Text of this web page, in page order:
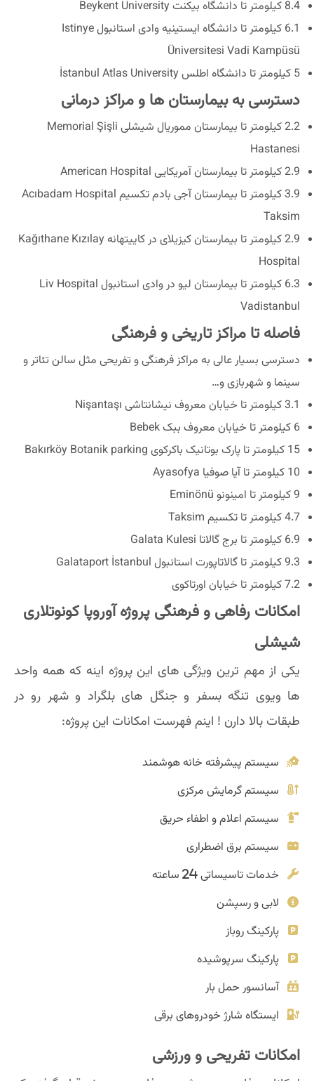
8.4 کیلومتر تا دانشگاه بیکنت Beykent University
6.1 کیلومتر تا دانشگاه ایستینیه وادی استانبول Istinye
Üniversitesi Vadi Kampüsü
5 کیلومتر تا دانشگاه اطلس İstanbul Atlas University
دسترسی به بیمارستان ها و مراکز درمانی
2.2 کیلومتر تا بیمارستان مموریال شیشلی Memorial Şişli
Hastanesi
2.9 کیلومتر تا بیمارستان آمریکایی American Hospital
3.9 کیلومتر تا بیمارستان آجی بادم تکسیم Acıbadam Hospital
Taksim
2.9 کیلومتر تا بیمارستان کیزیلای در کاییتهانه Kağıthane Kızılay
Hospital
6.3 کیلومتر تا بیمارستان لیو در وادی استانبول Liv Hospital
Vadistanbul
فاصله تا مراکز تاریخی و فرهنگی
دسترسی بسیار عالی به مراکز فرهنگی و تفریحی مثل سالن تئاتر و
سینما و شهربازی و…
3.1 کیلومتر تا خیابان معروف نیشانتاشی Nişantaşı
6 کیلومتر تا خیابان معروف ببک Bebek
15 کیلومتر تا پارک بوتانیک باکرکوی Bakırköy Botanik parking
10 کیلومتر تا آیا صوفیا Ayasofya
9 کیلومتر تا امینونو Eminönü
4.7 کیلومتر تا تکسیم Taksim
6.9 کیلومتر تا برج گالاتا Galata Kulesi
9.3 کیلومتر تا گالاتاپورت استانبول Galataport İstanbul
7.2 کیلومتر تا خیابان اورتاکوی
امکانات رفاهی و فرهنگی پروژه آوروپا کونوتلاری
شیشلی
یکی از مهم ترین ویژگی های این پروژه اینه که همه واحد
ها ویوی تنگه بسفر و جنگل های بلگراد و شهر رو در
طبقات بالا دارن ! اینم فهرست امکانات این پروژه:
سیستم پیشرفته خانه هوشمند
سیستم گرمایش مرکزی
سیستم اعلام و اطفاء حریق
سیستم برق اضطراری
خدمات تاسیساتی 24 ساعته
لابی و رسپشن
پارکینگ روباز
پارکینگ سرپوشیده
آسانسور حمل بار
ایستگاه شارژ خودروهای برقی
امکانات تفریحی و ورزشی